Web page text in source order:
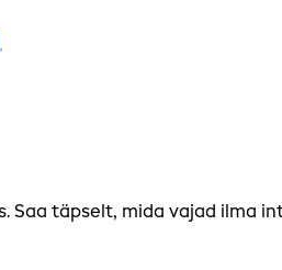
Saa täpselt, mida vajad ilma